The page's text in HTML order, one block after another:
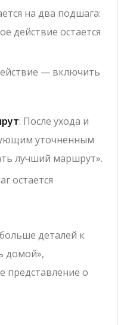
на два подшага:
действие остается
— включить
: После ухода и
уточненным
лучший маршрут».
остается
деталей к
домой»,
представление о